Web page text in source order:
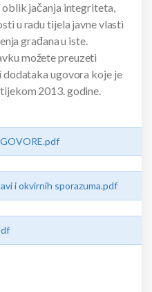
oblik jačanja integriteta,
u radu tijela javne vlasti
građana u iste.
možete preuzeti
ugovora koje je
2013. godine.
i okvirnih sporazuma.pdf